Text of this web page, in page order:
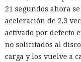
21 segundos ahora
aceleración de 2,3
activado por defecto
no solicitados al
carga y los vuelve a